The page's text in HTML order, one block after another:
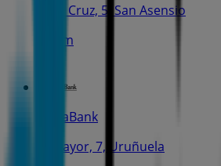
C. La Cruz, 5, San Asensio
124 m
CaixaBank
C. Mayor, 7, Uruñuela